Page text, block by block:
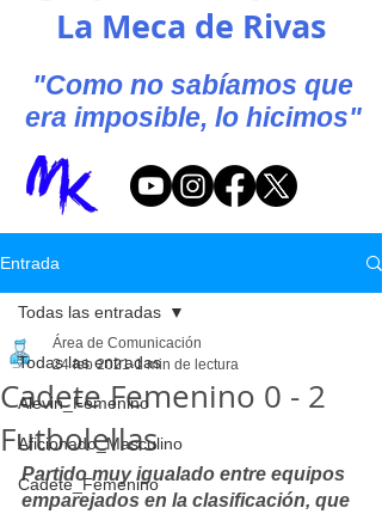
La Meca de Rivas
"Como no sabíamos que
era imposible, lo hicimos"
Entrada
Todas las entradas
Alevin_Femenino
Aficionado_Masculino
Cadete_Femenino
Todas las entradas
Cadete Femenino 0 - 2
Futbolellas
Área de Comunicación
24 feb 2021 1 min de lectura
Partido muy igualado entre equipos
emparejados en la clasificación, que